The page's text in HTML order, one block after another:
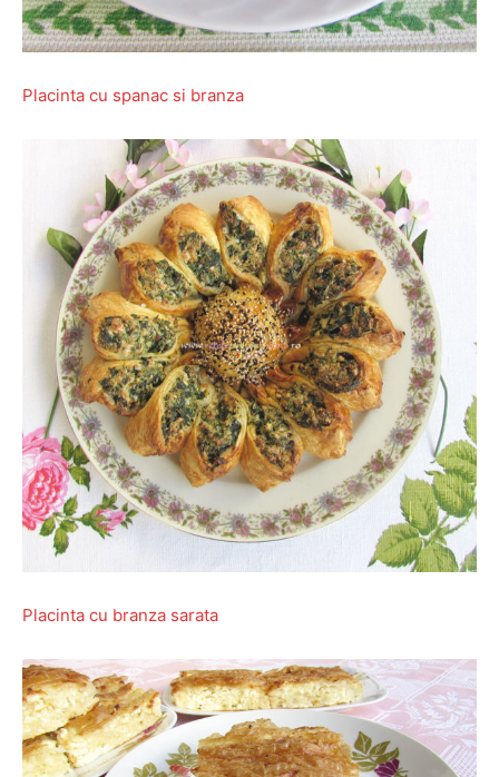
Placinta cu spanac si branza
Placinta cu branza sarata